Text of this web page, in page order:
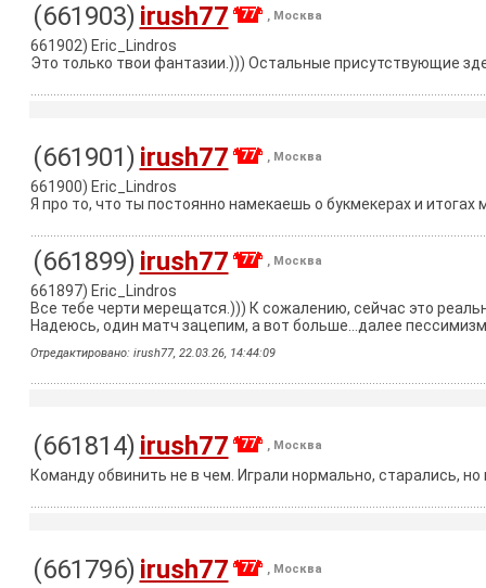
(661903) irush77 77 , Москва
661902) Eric_Lindros
Это только твои фантазии.))) Остальные присутствующие
(661901) irush77 77 , Москва
661900) Eric_Lindros
Я про то, что ты постоянно намекаешь о букмекерах и итогах
(661899) irush77 77 , Москва
661897) Eric_Lindros
Все тебе черти мерещатся.))) К сожалению, сейчас это
Надеюсь, один матч зацепим, а вот больше…далее
Отредактировано: irush77, 22.03.26, 14:44:09
(661814) irush77 77 , Москва
Команду обвинить не в чем. Играли нормально, старались, но
(661796) irush77 77 , Москва